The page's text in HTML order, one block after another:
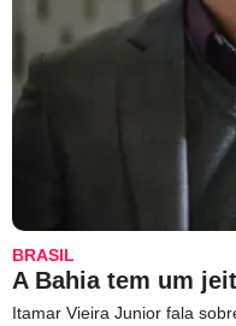
BRASIL
A Bahia tem um
Itamar Vieira Junior fala